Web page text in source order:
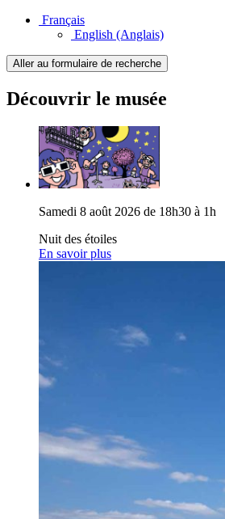
Français
English (Anglais)
Aller au formulaire de recherche
Découvrir le musée
Samedi 8 août 2026 de 18h30 à 1h
Nuit des étoiles
En savoir plus